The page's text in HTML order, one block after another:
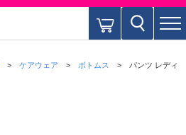
ケアウェア ボトムス パンツ レディ